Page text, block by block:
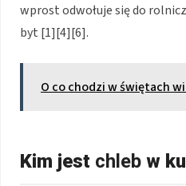
wprost odwołuje się do
byt [1][4][6].
O co chodzi w świętach
Kim jest chleb w